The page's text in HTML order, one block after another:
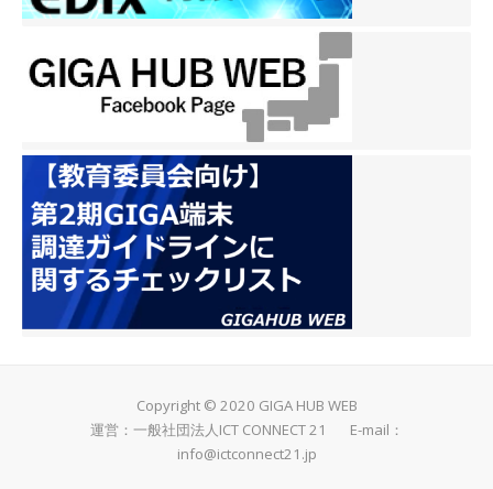
Copyright © 2020 GIGA HUB WEB
運営：一般社団法人ICT CONNECT 21 E-mail：
info@ictconnect21.jp